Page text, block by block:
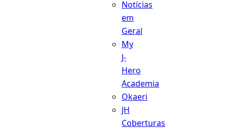
Notícias
em
Geral
My
J-
Hero
Academia
Okaeri
JH
Coberturas